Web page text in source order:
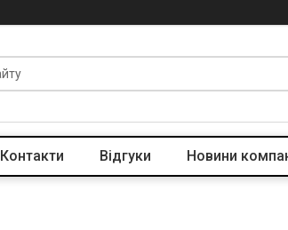
Контакти Відгуки Новини